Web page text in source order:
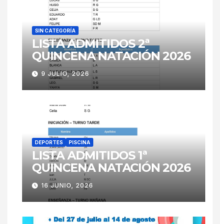
SIN CATEGORÍA
LISTA ADMITIDOS 2ª
QUINCENA NATACIÓN 2026
9 JULIO, 2026
DEPORTES PISCINA
LISTA ADMITIDOS 1ª
QUINCENA NATACIÓN 2026
16 JUNIO, 2026